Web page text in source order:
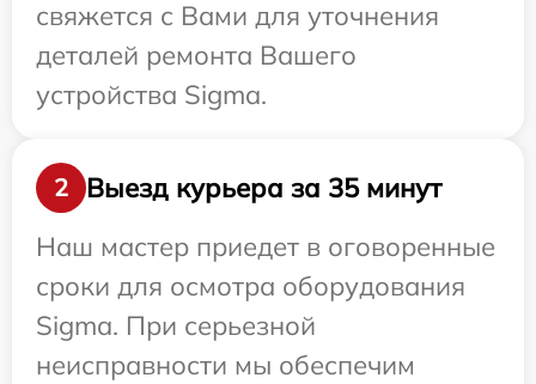
свяжется с Вами для уточнения
деталей ремонта Вашего
устройства Sigma.
2
Выезд курьера за 35 минут
Наш мастер приедет в оговоренные
сроки для осмотра оборудования
Sigma. При серьезной
неисправности мы обеспечим